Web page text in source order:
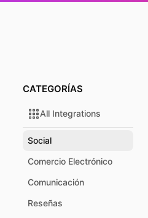
CATEGORÍAS
All Integrations
Social
Comercio Electrónico
Comunicación
Reseñas